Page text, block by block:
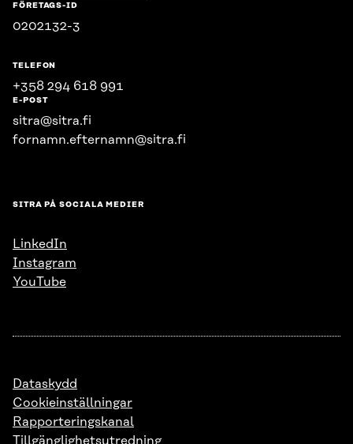
FÖRETAGS-ID
0202132-3
TELEFON
+358 294 618 991
E-POST
sitra@sitra.fi
fornamn.efternamn@sitra.fi
SITRA PÅ SOCIALA MEDIER
LinkedIn
Instagram
YouTube
Dataskydd
Cookieinställningar
Rapporteringskanal
Tillgänglighetsutredning